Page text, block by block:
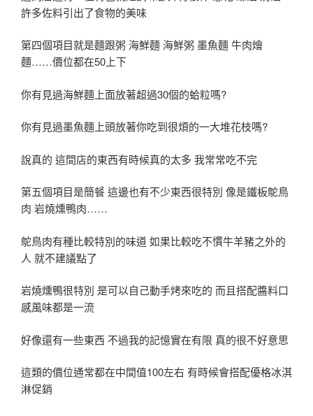
許多佐料引出了食物的美味
第四個項目就是麵跟粥 海鮮麵 海鮮粥 墨魚麵 牛肉燴
麵……價位都在50上下
你有見過海鮮麵上面放著超過30個的蛤粒嗎?
你有見過墨魚麵上頭放著你吃到很煩的一大堆花枝嗎?
說真的 這間店的東西有時候真的太多 我常常吃不完
第五個項目是簡餐 這邊也有不少東西很特別 像是鐵板鴕鳥
肉 岩燒燻鴨肉……
鴕鳥肉有種比較特別的味道 如果比較吃不慣牛羊豬之外的
人 就不建議點了
岩燒燻鴨很特別 是可以自己動手烤來吃的 而且搭配醬料口
感風味都是一流
好像還有一些東西 不過我的記憶實在有限 真的很不好意思
這類的價位通常都在中間值100左右 有時候會搭配優格冰淇
淋促銷